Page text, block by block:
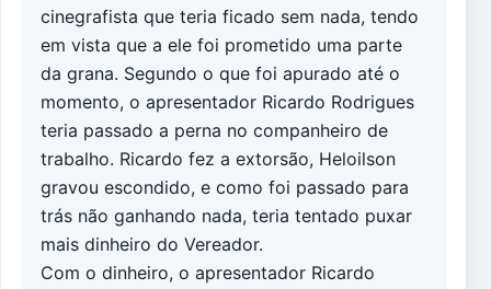
cinegrafista que teria ficado sem nada, tendo
em vista que a ele foi prometido uma parte
da grana. Segundo o que foi apurado até o
momento, o apresentador Ricardo Rodrigues
teria passado a perna no companheiro de
trabalho. Ricardo fez a extorsão, Heloilson
gravou escondido, e como foi passado para
trás não ganhando nada, teria tentado puxar
mais dinheiro do Vereador.
Com o dinheiro, o apresentador Ricardo